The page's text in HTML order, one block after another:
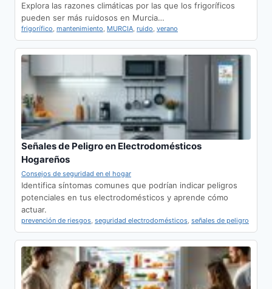
Explora las razones climáticas por las que los frigoríficos
pueden ser más ruidosos en Murcia…
frigorífico, mantenimiento, MURCIA, ruido, verano
Señales de Peligro en Electrodomésticos
Hogareños
Consejos de seguridad en el hogar
Identifica síntomas comunes que podrían indicar peligros
potenciales en tus electrodomésticos y aprende cómo
actuar.
prevención de riesgos, seguridad electrodomésticos, señales de peligro